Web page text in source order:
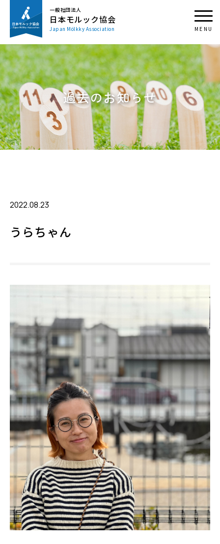
一般社団法人
日本モルック協会
Japan Mölkky Association
過去のお知らせ
2022.08.23
うらちゃん